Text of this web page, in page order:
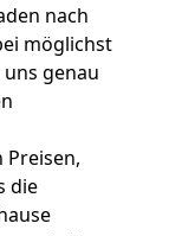
nach
möglichst
uns genau
Preisen,
die